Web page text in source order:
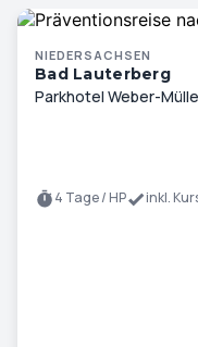
NIEDERSACHSEN
Bad Lauterberg
Parkhotel Weber-
4 Tage / HP inkl.